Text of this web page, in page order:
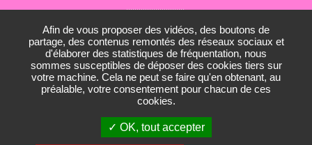
Afin de vous proposer des vidéos, des boutons de
partage, des contenus remontés des réseaux sociaux et
d'élaborer des statistiques de fréquentation, nous
sommes susceptibles de déposer des cookies tiers sur
votre machine. Cela ne peut se faire qu'en obtenant, au
préalable, votre consentement pour chacun de ces
cookies.
OK, tout accepter
Paris - Vallée de la Marne
Les médiathèques
Les conservatoires
Le Nautil
Le Développement économique